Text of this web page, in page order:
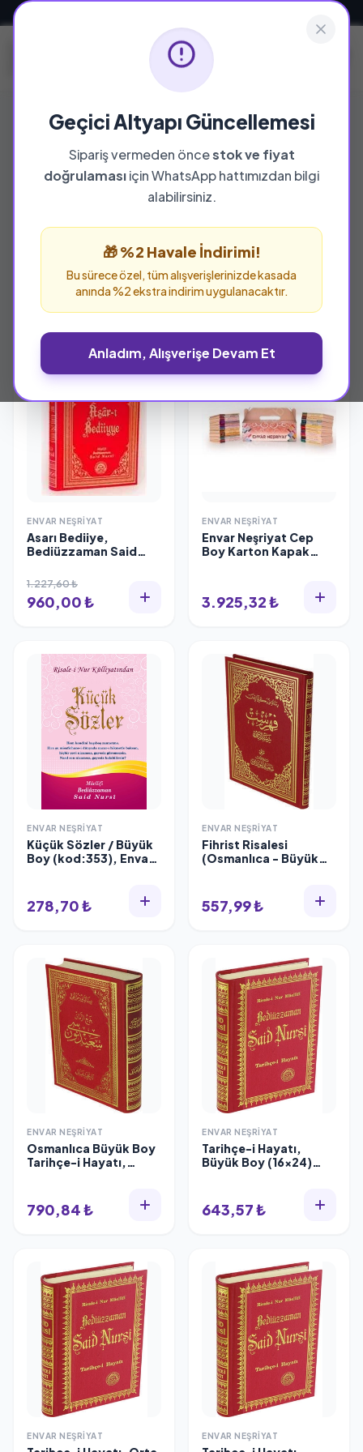
Geçici Altyapı Güncellemesi
Sipariş vermeden öncestok ve fiyat
doğrulamasıiçin WhatsApp hattımızdan bilgi
alabilirsiniz.
🎁 %2 Havale İndirimi!
Bu sürece özel, tüm alışverişlerinizde kasada
anında %2 ekstra indirim uygulanacaktır.
Anladım, Alışverişe Devam Et
YAYINEVI
Envar Neşriyat
Envar Neşriyat yayınevine ait tüm eserleri bu
sayfada inceleyebilir ve güvenle sipariş
ENVAR NEŞRIYAT
Asarı Bediiye,
Bediüzzaman Said
1.227,60 ₺
960,00 ₺
ENVAR NEŞRIYAT
Envar Neşriyat Cep
Boy Karton Kapak
3.925,32 ₺
ENVAR NEŞRIYAT
Küçük Sözler / Büyük
Boy (kod:353), Envar
278,70 ₺
ENVAR NEŞRIYAT
Fihrist Risalesi
(Osmanlıca - Büyük
557,99 ₺
ENVAR NEŞRIYAT
Osmanlıca Büyük Boy
Tarihçe-i Hayatı,
790,84 ₺
ENVAR NEŞRIYAT
Tarihçe-i Hayatı,
Büyük Boy (16x24)
643,57 ₺
ENVAR NEŞRIYAT ENVAR NEŞRIYAT